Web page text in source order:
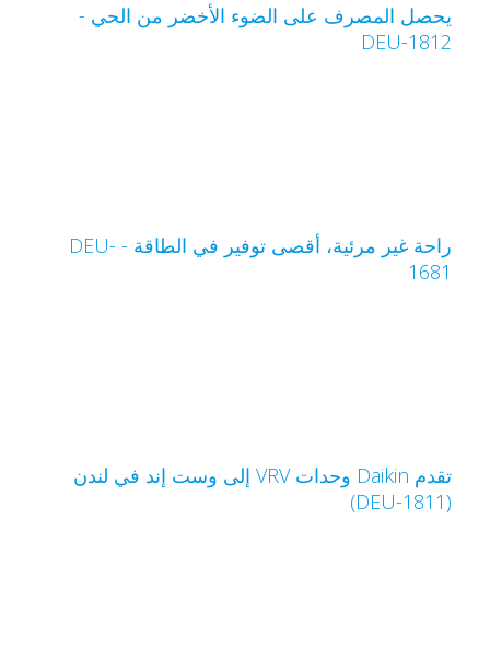
المصرف على الضوء الأخضر من الحي -
DEU-
راحة غير مرئية، أقصى توفير في الطاقة - DEU-
تقدم Daikin وحدات VRV إلى وست إند في لندن